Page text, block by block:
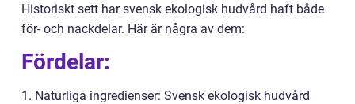
Historiskt sett har svensk ekologisk hudvård haft både
för- och nackdelar. Här är några av dem:
Fördelar:
1. Naturliga ingredienser: Svensk ekologisk hudvård